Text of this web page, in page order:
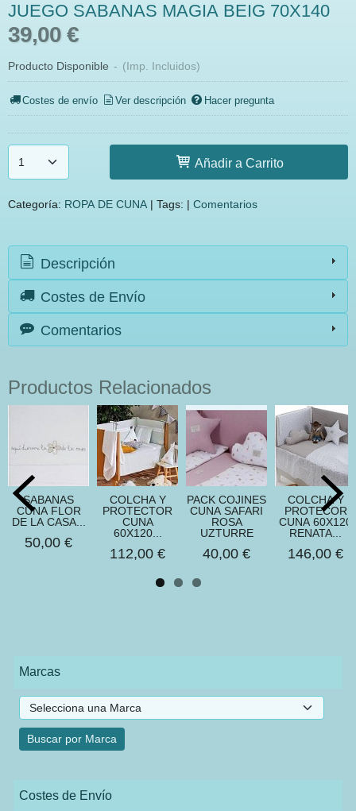
Marcas
Costes de Envío
JUEGO SABANAS MAGIA BEIG 70X140
39,00 €
Producto Disponible - (Imp. Incluidos)
Costes de envío Ver descripción Hacer pregunta
Añadir a Carrito
Categoría: ROPA DE CUNA | Tags: | Comentarios
Descripción
Costes de Envío
Comentarios
Productos Relacionados
SABANAS
CUNA FLOR
DE LA CASA...
50,00 €
COLCHA Y
PROTECTOR
CUNA
60X120...
112,00 €
PACK COJINES
CUNA SAFARI
ROSA
UZTURRE
40,00 €
COLCHA Y
PROTECOR
CUNA 60X120
RENATA...
146,00 €